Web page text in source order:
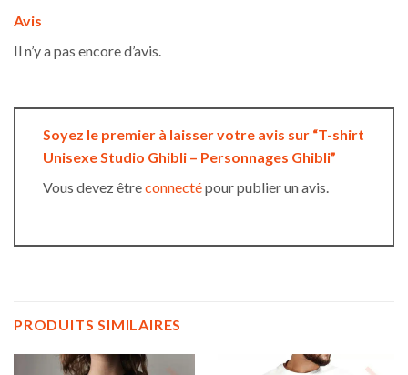
Avis
Il n’y a pas encore d’avis.
Soyez le premier à laisser votre avis sur “T-shirt
Unisexe Studio Ghibli – Personnages Ghibli”
Vous devez êtreconnectépour publier un avis.
PRODUITS SIMILAIRES